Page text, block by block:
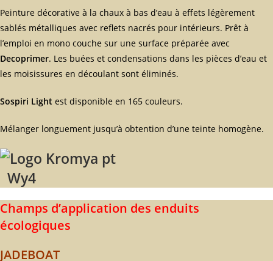
Peinture décorative à la chaux à bas d’eau à effets légèrement
sablés métalliques avec reflets nacrés pour intérieurs. Prêt à
l’emploi en mono couche sur une surface préparée avec
Decoprimer. Les buées et condensations dans les pièces d’eau et
les moisissures en découlant sont éliminés.
Sospiri Light est disponible en 165 couleurs.
Mélanger longuement jusqu’à obtention d’une teinte homogène.
Wy4
Champs d’application des enduits
écologiques
JADEBOAT